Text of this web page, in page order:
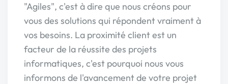
"Agiles", c'est à dire que nous créons pour
vous des solutions qui répondent vraiment à
vos besoins. La proximité client est un
facteur de la réussite des projets
informatiques, c'est pourquoi nous vous
informons de l'avancement de votre projet